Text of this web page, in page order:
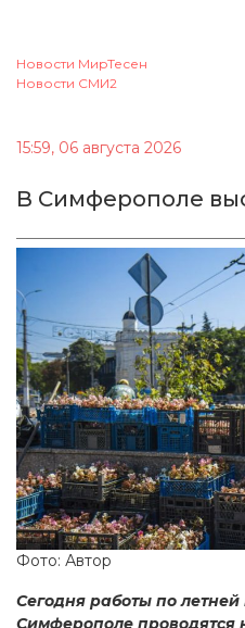
Новости МирТесен
Новости СМИ2
15:59, 06 августа 2026
В Симферополе
Фото: Автор
Сегодня работы по